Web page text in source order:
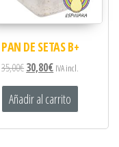
PAN DE SETAS B+
35,00€30,80€ IVA incl.
Añadir al carrito